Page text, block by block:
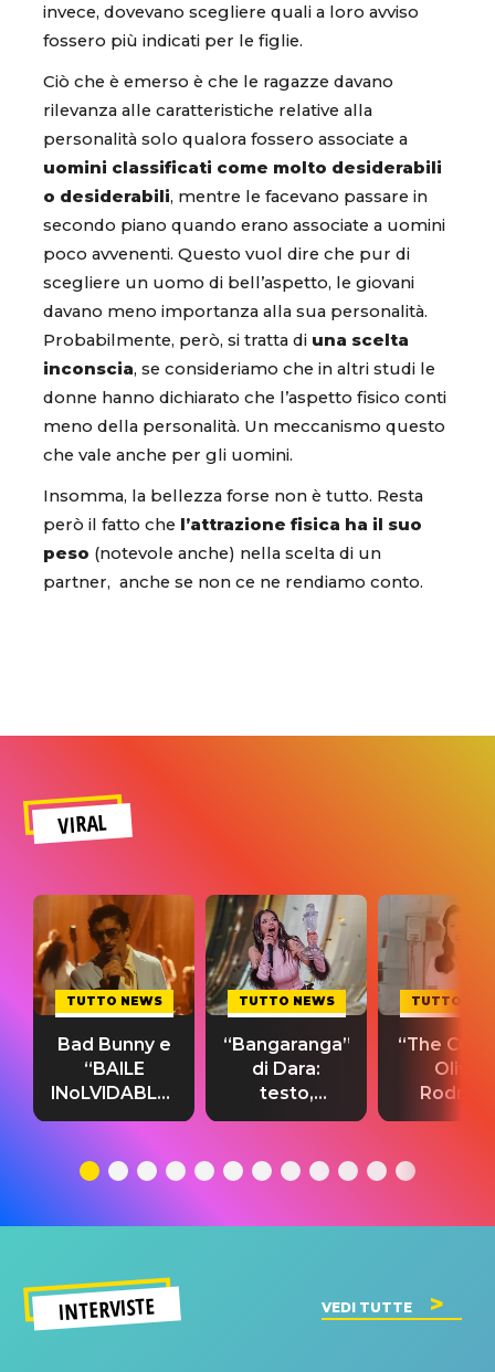
invece, dovevano scegliere quali a loro avviso
fossero più indicati per le figlie.
Ciò che è emerso è che le ragazze davano
rilevanza alle caratteristiche relative alla
personalità solo qualora fossero associate a
uomini classificati come molto desiderabili
o desiderabili, mentre le facevano passare in
secondo piano quando erano associate a uomini
poco avvenenti. Questo vuol dire che pur di
scegliere un uomo di bell’aspetto, le giovani
davano meno importanza alla sua personalità.
Probabilmente, però, si tratta di una scelta
inconscia, se consideriamo che in altri studi le
donne hanno dichiarato che l’aspetto fisico conti
meno della personalità. Un meccanismo questo
che vale anche per gli uomini.
Insomma, la bellezza forse non è tutto. Resta
però il fatto che l’attrazione fisica ha il suo
peso (notevole anche) nella scelta di un
partner, anche se non ce ne rendiamo conto.
VIRAL
TUTTO NEWS
Bad Bunny e
“BAILE
INoLVIDABLE”:
testo,
significato
TUTTO NEWS
“Bangaranga”
di Dara:
testo,
traduzione e
del singolo
TUTTO
“The
Olivia
testo,
INTERVISTE VEDI TUTTE